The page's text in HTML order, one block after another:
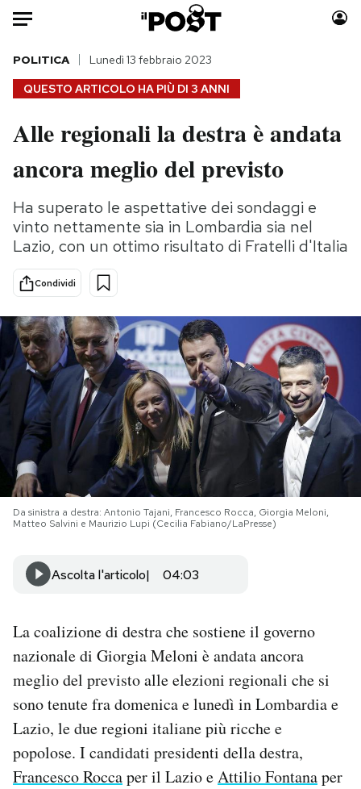
Auto
HOME
Italia
Politica
Tecnologia
Internet
Scienza
Cultura
Economia
Sport
Moda
Consumismi
Storie/Idee
Ok Boomer!
Media
Mondiali calcio 2026
PODCAST
NEWSLETTER
I MIEI PREFERITI
AREA PERSONALE
Area Personale
Newsletter
Notifiche mobile
Regala il Post
Hai bisogno di aiuto?
QUESTO ARTICOLO HA PIÙ DI 3 ANNI
POLITICA Lunedì 13 febbraio 2023
Alle regionali la destra è andata
ancora meglio del previsto
Ha superato le aspettative dei sondaggi e
vinto nettamente sia in Lombardia sia nel
Lazio, con un ottimo risultato di Fratelli d'Italia
Condividi
Da sinistra a destra: Antonio Tajani, Francesco Rocca, Giorgia Meloni,
Matteo Salvini e Maurizio Lupi (Cecilia Fabiano/LaPresse)
Ascolta l'articolo 04:03
La coalizione di destra che sostiene il governo
nazionale di Giorgia Meloni è andata ancora
meglio del previsto alle elezioni regionali che si
sono tenute fra domenica e lunedì in Lombardia e
Lazio, le due regioni italiane più ricche e
popolose. I candidati presidenti della destra,
Francesco Roccaper il Lazio eAttilio Fontanaper